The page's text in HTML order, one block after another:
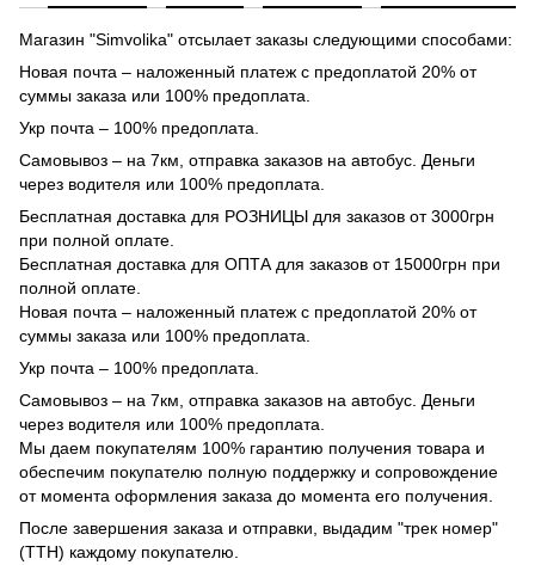
Магазин "Simvolika" отсылает заказы следующими способами:
Новая почта – наложенный платеж с предоплатой 20% от
суммы заказа или 100% предоплата.
Укр почта – 100% предоплата.
Самовывоз – на 7км, отправка заказов на автобус. Деньги
через водителя или 100% предоплата.
Бесплатная доставка для РОЗНИЦЫ для заказов от 3000грн
при полной оплате.
Бесплатная доставка для ОПТА для заказов от 15000грн при
полной оплате.
Новая почта – наложенный платеж с предоплатой 20% от
суммы заказа или 100% предоплата.
Укр почта – 100% предоплата.
Самовывоз – на 7км, отправка заказов на автобус. Деньги
через водителя или 100% предоплата.
Мы даем покупателям 100% гарантию получения товара и
обеспечим покупателю полную поддержку и сопровождение
от момента оформления заказа до момента его получения.
После завершения заказа и отправки, выдадим "трек номер"
(ТТН) каждому покупателю.